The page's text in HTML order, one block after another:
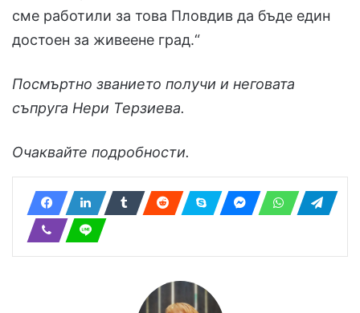
сме работили за това Пловдив да бъде един
достоен за живеене град.“
Посмъртно званието получи и неговата
съпруга Нери Терзиева.
Очаквайте подробности.